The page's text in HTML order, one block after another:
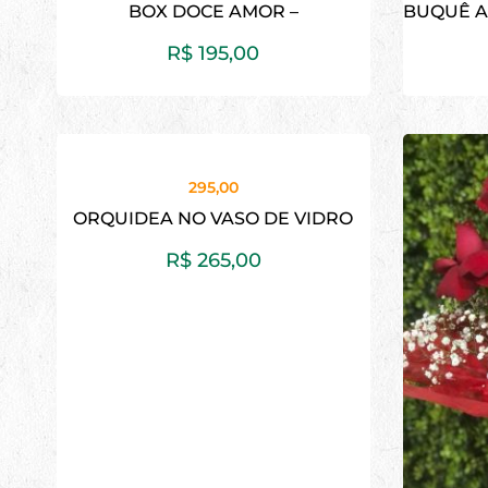
BOX DOCE AMOR –
R$ 195,00
BUQUÊ
295,00
ORQUIDEA NO VASO DE VIDRO
R$265,00